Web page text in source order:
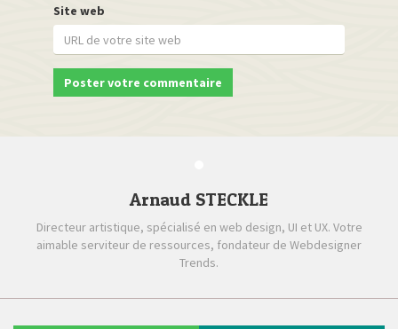
Site web
Arnaud STECKLE
Directeur artistique, spécialisé en web design, UI et UX. Votre
aimable serviteur de ressources, fondateur de Webdesigner
Trends.